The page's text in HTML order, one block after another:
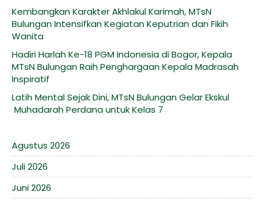
Kembangkan Karakter Akhlakul Karimah, MTsN
Bulungan Intensifkan Kegiatan Keputrian dan Fikih
Wanita
Hadiri Harlah Ke-18 PGM Indonesia di Bogor, Kepala
MTsN Bulungan Raih Penghargaan Kepala Madrasah
Inspiratif
Latih Mental Sejak Dini, MTsN Bulungan Gelar Ekskul
Muhadarah Perdana untuk Kelas 7
Agustus 2026
Juli 2026
Juni 2026